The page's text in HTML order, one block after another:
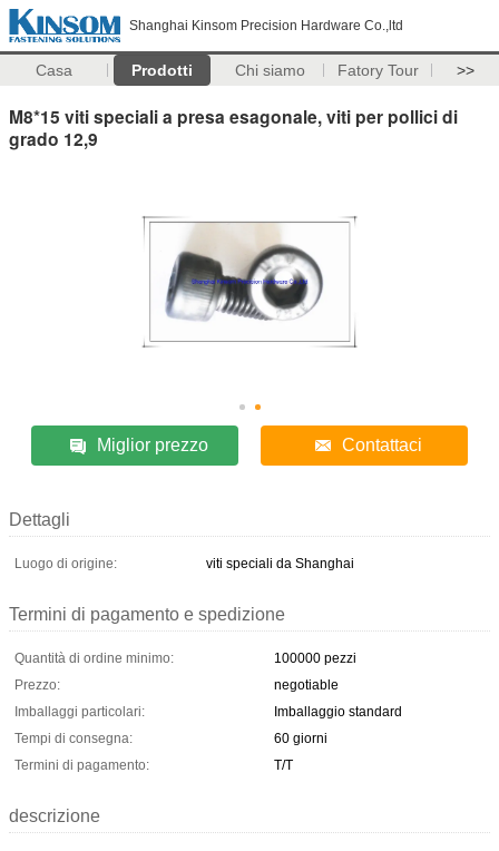
Shanghai Kinsom Precision Hardware Co.,ltd
Casa Prodotti Chi siamo Fatory Tour >>
M8*15 viti speciali a presa esagonale, viti per pollici di
grado 12,9
Miglior prezzo Contattaci
Dettagli
Luogo di origine: viti speciali da Shanghai
Termini di pagamento e spedizione
Quantità di ordine minimo:
100000 pezzi
Prezzo:
negotiable
Imballaggi particolari:
Imballaggio standard
Tempi di consegna:
60 giorni
Termini di pagamento:
T/T
descrizione